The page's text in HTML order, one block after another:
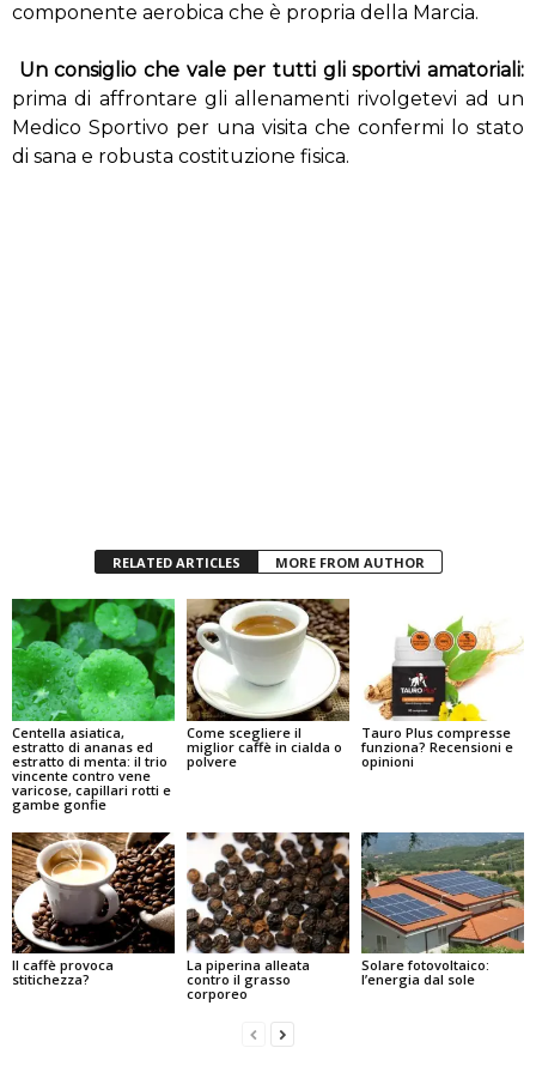
componente aerobica che è propria della Marcia.
Un consiglio che vale per tutti gli sportivi amatoriali:
prima di affrontare gli allenamenti rivolgetevi ad un
Medico Sportivo per una visita che confermi lo stato
di sana e robusta costituzione fisica.
RELATED ARTICLES MORE FROM AUTHOR
Centella asiatica,
estratto di ananas ed
estratto di menta: il trio
vincente contro vene
varicose, capillari rotti e
gambe gonfie
Come scegliere il
miglior caffè in cialda o
polvere
Tauro Plus compresse
funziona? Recensioni e
opinioni
Il caffè provoca
stitichezza?
La piperina alleata
contro il grasso
corporeo
Solare fotovoltaico:
l’energia dal sole